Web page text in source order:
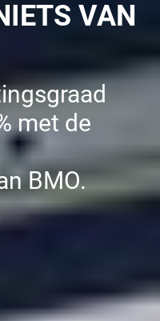
VAN
met de
BMO.